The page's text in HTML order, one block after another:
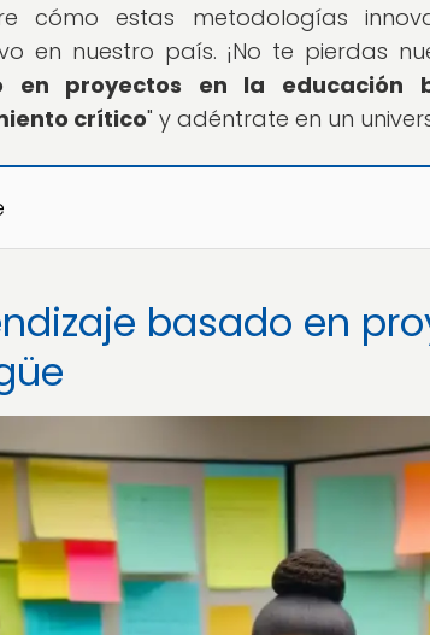
cómo estas metodologías
en nuestro país. ¡No te pierdas
en proyectos en la educación
crítico" y adéntrate en un
basado en